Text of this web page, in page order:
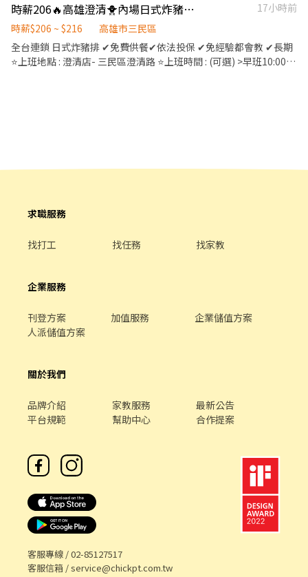
材 薪資：32000～38000
時薪206🔥高雄澄清🐥內場日式炸豬排上班飽飽免費吃
17小時前
時薪$206 ~ $216
高雄市三民區
全台連鎖 日式炸豬排 ✔免費供餐✔依法投保 ✔免經驗都會教 ✔長期
⭐上班地點 : 澄清店- 三民區澄清路 ⭐上班時間 : (可選) >早班10:00-
求職服務
找打工 找任務 找家教
企業服務
刊登方案 加值服務
企業儲值方案
人派儲值方案
關於我們
品牌介紹 家教服務
最新公告
平台規範
幫助中心 合作提案
客服專線 /02-85127517
客服信箱 /service@chickpt.com.tw